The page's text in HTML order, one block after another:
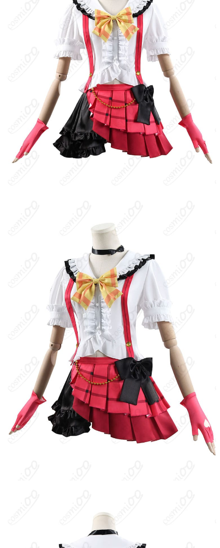
音ノ木坂学院の2年生。スクールアイドルグループ「μ's（ミュー
ズ）」の発起人でありリーダー。明るく前向きで行動力抜群、周
囲を自然と巻き込みながら目標に突き進むタイプ。CV：新田恵
キャラクター設定：本衣装はスマートフォンゲーム『ラブライ
ブ！スクールアイドルフェスティバル』の7周年を祝う記念テーマ
に関連したバージョンで、ファンの間で「緊張も吹き飛ぶくら
い」というフレーズで知られる祝祭感あふれるコスチュームをイ
メージ。高坂穂乃果のイメージカラー（オレンジ系）を基調に、
リボンやフリル、華やかな装飾を取り入れたパーティテイスト。
髪型は特徴的なサイドテール。